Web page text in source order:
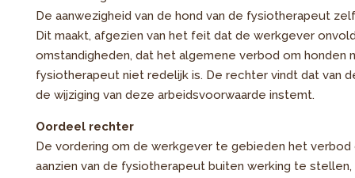
De aanwezigheid van de hond van de fysiotherapeut
Dit maakt, afgezien van het feit dat de werkgever
omstandigheden, dat het algemene verbod om
fysiotherapeut niet redelijk is. De rechter vindt dat van
de wijziging van deze arbeidsvoorwaarde instemt.
Oordeel rechter
De vordering om de werkgever te gebieden het
aanzien van de fysiotherapeut buiten werking te